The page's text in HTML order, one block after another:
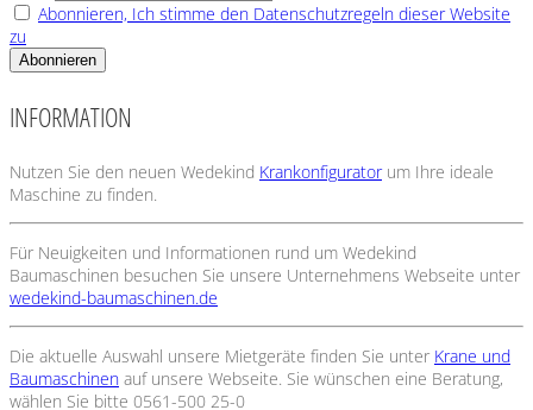
Abonnieren, Ich stimme den Datenschutzregeln dieser Website
zu
INFORMATION
Nutzen Sie den neuen Wedekind Krankonfiguratorum Ihre ideale
Maschine zu finden.
Für Neuigkeiten und Informationen rund um Wedekind
Baumaschinen besuchen Sie unsere Unternehmens Webseite unter
wedekind-baumaschinen.de
Die aktuelle Auswahl unsere Mietgeräte finden Sie unter Krane und
Baumaschinen auf unsere Webseite. Sie wünschen eine Beratung,
wählen Sie bitte 0561-500 25-0